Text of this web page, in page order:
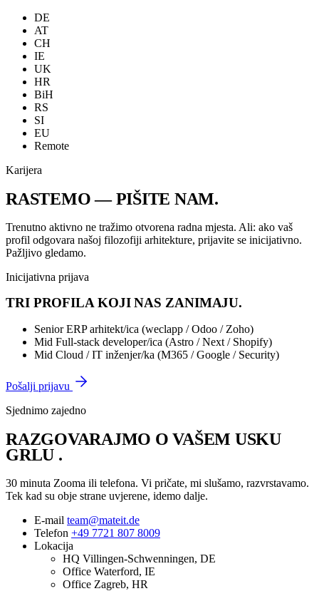
DE
AT
CH
IE
UK
HR
BiH
RS
SI
EU
Remote
Karijera
RASTEMO— PIŠITE NAM.
Trenutno aktivno ne tražimo otvorena radna mjesta. Ali: ako vaš
profil odgovara našoj filozofiji arhitekture, prijavite se inicijativno.
Pažljivo gledamo.
Inicijativna prijava
TRI PROFILA KOJI NAS ZANIMAJU.
Senior ERP arhitekt/ica (weclapp / Odoo / Zoho)
Mid Full-stack developer/ica (Astro / Next / Shopify)
Mid Cloud / IT inženjer/ka (M365 / Google / Security)
Pošalji prijavu
Sjednimo zajedno
RAZGOVARAJMO O VAŠEM USKU
GRLU .
30 minuta Zooma ili telefona. Vi pričate, mi slušamo, razvrstavamo.
Tek kad su obje strane uvjerene, idemo dalje.
E-mail team@mateit.de
Telefon +49 7721 807 8009
Lokacija
HQ Villingen-Schwenningen, DE
Office Waterford, IE
Office Zagreb, HR